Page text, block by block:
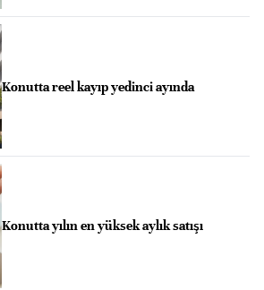
Konutta reel kayıp yedinci ayında
Konutta yılın en yüksek aylık satışı